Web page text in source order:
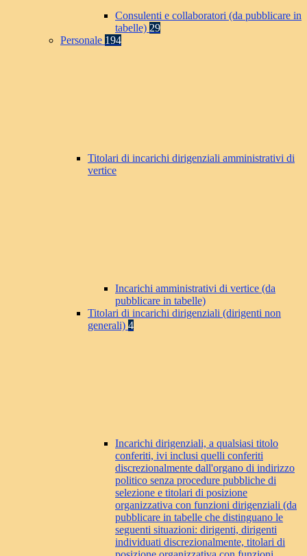
Consulenti e collaboratori (da pubblicare in
tabelle) 29
Personale 194
Titolari di incarichi dirigenziali amministrativi di
vertice
Incarichi amministrativi di vertice (da
pubblicare in tabelle)
Titolari di incarichi dirigenziali (dirigenti non
generali) 4
Incarichi dirigenziali, a qualsiasi titolo
conferiti, ivi inclusi quelli conferiti
discrezionalmente dall'organo di indirizzo
politico senza procedure pubbliche di
selezione e titolari di posizione
organizzativa con funzioni dirigenziali (da
pubblicare in tabelle che distinguano le
seguenti situazioni: dirigenti, dirigenti
individuati discrezionalmente, titolari di